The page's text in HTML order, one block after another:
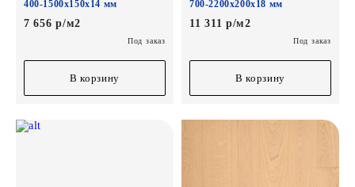
400-1500х150х14 мм
7 656 р/м2
Под заказ
В корзину
700-2200х200х18 мм
11 311 р/м2
Под заказ
В корзину